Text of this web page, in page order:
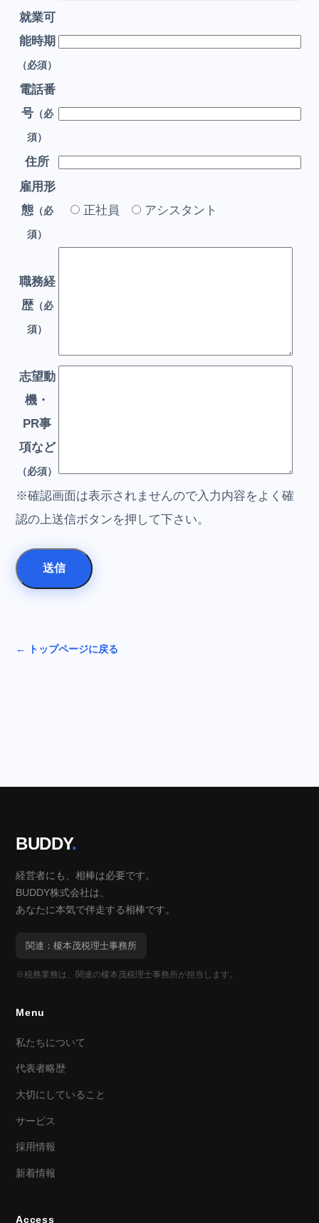
就業可
能時期
（必須）
電話番
号（必
須）
住所
雇用形
態（必
須）
正社員 アシスタント
職務経
歴（必
須）
志望動
機・
PR事
項など
（必須）
※確認画面は表示されませんので入力内容をよく確
認の上送信ボタンを押して下さい。
← トップページに戻る
BUDDY.
経営者にも、相棒は必要です。
BUDDY株式会社は、
あなたに本気で伴走する相棒です。
関連：榎本茂税理士事務所
※税務業務は、関連の榎本茂税理士事務所が担当します。
Menu
私たちについて
代表者略歴
大切にしていること
サービス
採用情報
新着情報
Access